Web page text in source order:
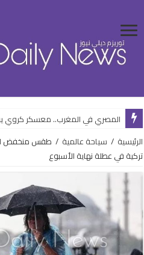
المصري في المغرب.. معسكر كروي
الرئيسية / سياحة عالمية / طقس منخفض
تركية في عطلة نهاية الأسبوع